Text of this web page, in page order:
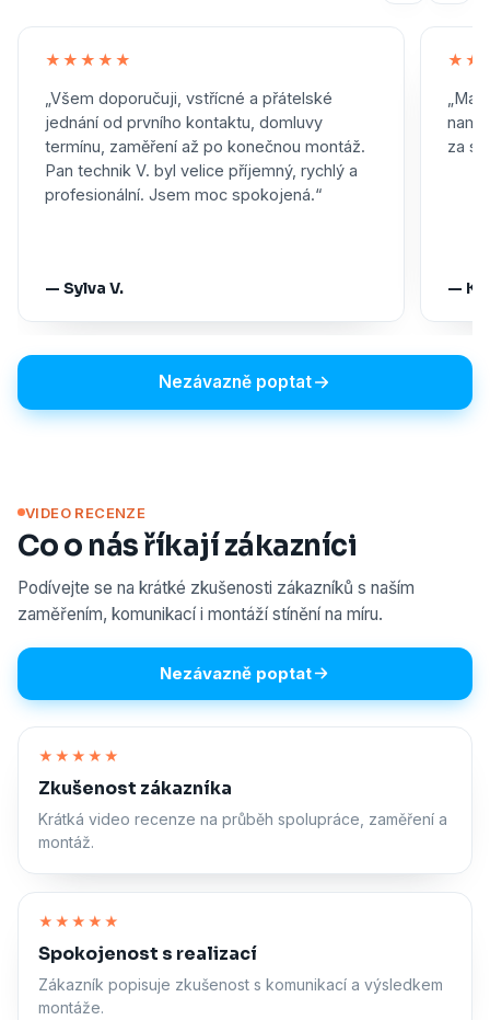
★★★★★
„Všem doporučuji, vstřícné a přátelské
jednání od prvního kontaktu, domluvy
termínu, zaměření až po konečnou montáž.
Pan technik V. byl velice příjemný, rychlý a
profesionální. Jsem moc spokojená.“
— Sylva V.
za
—
Nezávazně poptat
VIDEO RECENZE
Co o nás říkají zákazníci
Podívejte se na krátké zkušenosti zákazníků s naším
zaměřením, komunikací i montáží stínění na míru.
Nezávazně poptat
★★★★★
Zkušenost zákazníka
Krátká video recenze na průběh spolupráce, zaměření a
montáž.
★★★★★
Spokojenost s realizací
Zákazník popisuje zkušenost s komunikací a výsledkem
montáže.